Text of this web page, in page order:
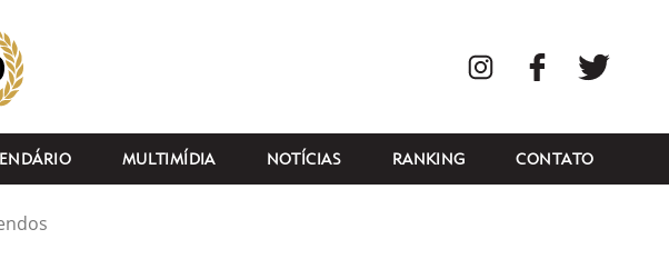
InstagramFacebook
MULTIMÍDIA NOTÍCIAS RANKING CONTATO